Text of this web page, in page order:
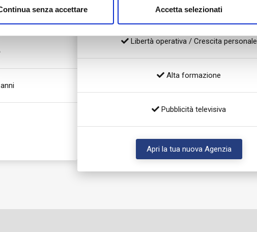
senza accettare Accetta selezionati
Servizi integrati
Libertà operativa / Crescita personale
Alta formazione
Pubblicità televisiva
Apri la tua nuova Agenzia